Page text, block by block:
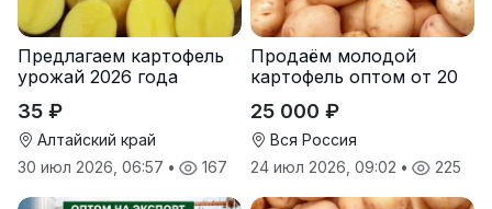
Предлагаем картофель
урожай 2026 года
35 ₽
Алтайский край
30 июл 2026, 06:57 • 167
Продаём молодой
картофель оптом от 20
25 000 ₽
Вся Россия
24 июл 2026, 09:02 • 225